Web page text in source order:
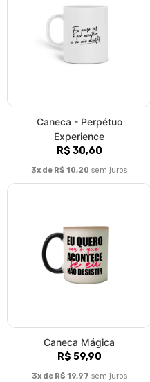
Caneca - Perpétuo
Experience
R$ 30,60
3x de R$ 10,20 sem juros
Caneca Mágica
R$ 59,90
3x de R$ 19,97 sem juros